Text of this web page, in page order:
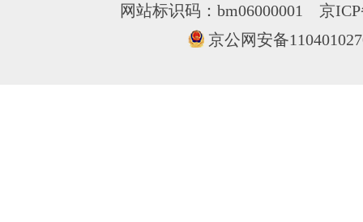
网站标识码：bm06000001 京
京公网安备